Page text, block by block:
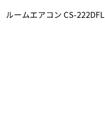
ームエアコン CS-222DFL